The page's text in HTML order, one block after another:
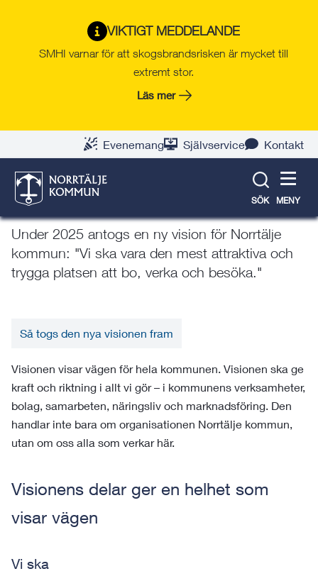
VIKTIGT MEDDELANDE
SMHI varnar för att skogsbrandsrisken är mycket till
extremt stor.
Läs mer
Evenemang Självservice Kontakt
SÖK MENY
Organisation och styrning
Norrtälje kommuns vision: Vi
ska vara den mest attraktiva
och trygga platsen att bo,
verka och besöka
Under 2025 antogs en ny vision för Norrtälje
kommun: "Vi ska vara den mest attraktiva och
trygga platsen att bo, verka och besöka."
Så togs den nya visionen fram
Visionen visar vägen för hela kommunen. Visionen ska ge
kraft och riktning i allt vi gör – i kommunens verksamheter,
bolag, samarbeten, näringsliv och marknadsföring. Den
handlar inte bara om organisationen Norrtälje kommun,
utan om oss alla som verkar här.
Visionens delar ger en helhet som
visar vägen
Vi ska